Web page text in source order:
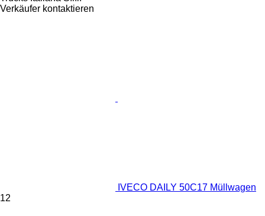
Verkäufer kontaktieren
IVECO DAILY 50C17 Müllwagen
12